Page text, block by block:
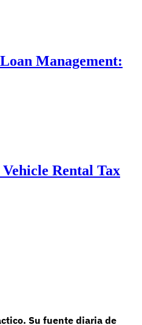
Management:
Rental Tax
Su fuente diaria de